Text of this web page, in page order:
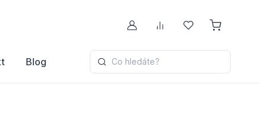
Můj účetPorovnávání
Oblíbené
Blog Co hledáte?